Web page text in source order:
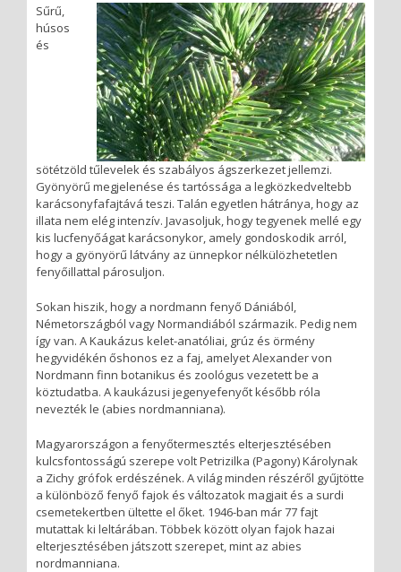
Sűrű,
húsos
és
sötétzöld tűlevelek és szabályos ágszerkezet jellemzi.
Gyönyörű megjelenése és tartóssága a legközkedveltebb
karácsonyfafajtává teszi. Talán egyetlen hátránya, hogy az
illata nem elég intenzív. Javasoljuk, hogy tegyenek mellé egy
kis lucfenyőágat karácsonykor, amely gondoskodik arról,
hogy a gyönyörű látvány az ünnepkor nélkülözhetetlen
fenyőillattal párosuljon.
Sokan hiszik, hogy a nordmann fenyő Dániából,
Németországból vagy Normandiából származik. Pedig nem
így van. A Kaukázus kelet-anatóliai, grúz és örmény
hegyvidékén őshonos ez a faj, amelyet Alexander von
Nordmann finn botanikus és zoológus vezetett be a
köztudatba. A kaukázusi jegenyefenyőt később róla
nevezték le (abies nordmanniana).
Magyarországon a fenyőtermesztés elterjesztésében
kulcsfontosságú szerepe volt Petrizilka (Pagony) Károlynak
a Zichy grófok erdészének. A világ minden részéről gyűjtötte
a különböző fenyő fajok és változatok magjait és a surdi
csemetekertben ültette el őket. 1946-ban már 77 fajt
mutattak ki leltárában. Többek között olyan fajok hazai
elterjesztésében játszott szerepet, mint az abies
nordmanniana.